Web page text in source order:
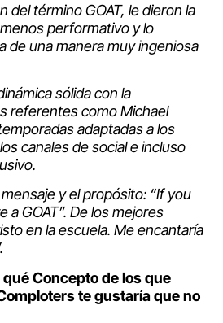
del término GOAT, le dieron la
performativo y lo
de una manera muy ingeniosa
sólida con la
referentes como Michael
adaptadas a los
canales de social e incluso
y el propósito: “If you
a GOAT”. De los mejores
en la escuela. Me encantaría
Concepto de los que
te gustaría que no